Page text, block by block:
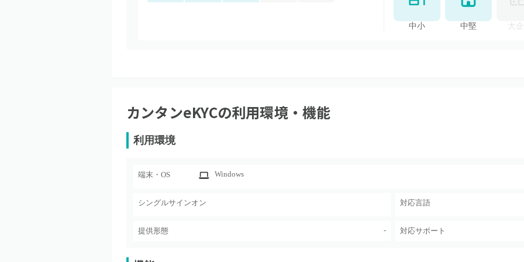
中小 中堅 大
カンタンeKYCの利用環境・機能
利用環境
端末・OS Windows
シングルサインオン 対応言語
提供形態 - 対応サポート